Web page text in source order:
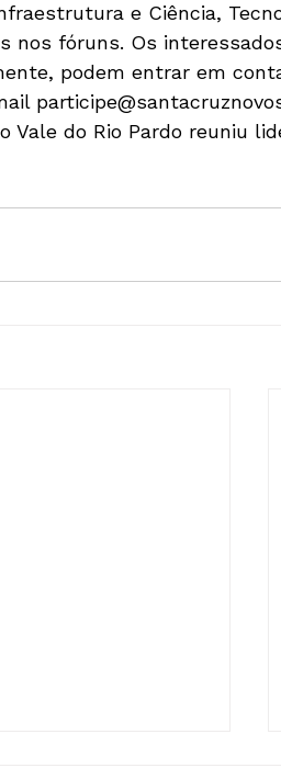
e Ciência,
nos fóruns. Os
podem entrar em
Vale do Rio Pardo reuniu